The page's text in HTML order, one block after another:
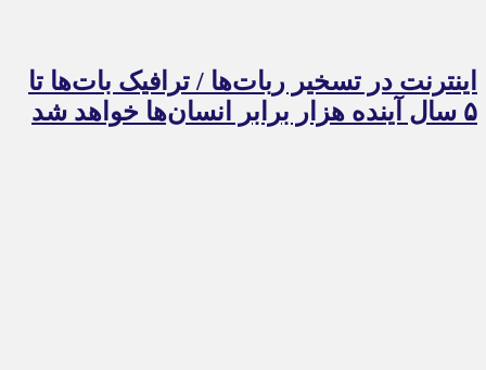
اینترنت در تسخیر ربات‌ها / ترافیک بات‌ها تا
۵ سال آینده هزار برابر انسان‌ها خواهد شد